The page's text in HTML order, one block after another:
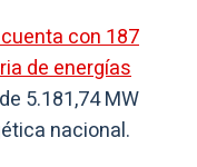
con 187
de energías
5.181,74 MW
nacional.